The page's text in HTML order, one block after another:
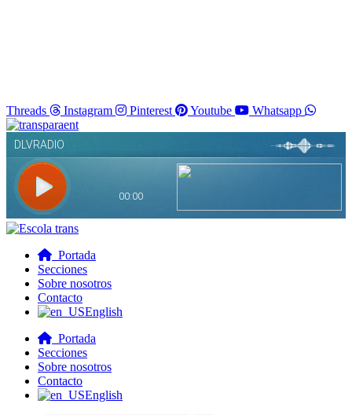
Threads Instagram Pinterest Youtube Whatsapp
Portada
Secciones
Sobre nosotros
Contacto
English
Portada
Secciones
Sobre nosotros
Contacto
English